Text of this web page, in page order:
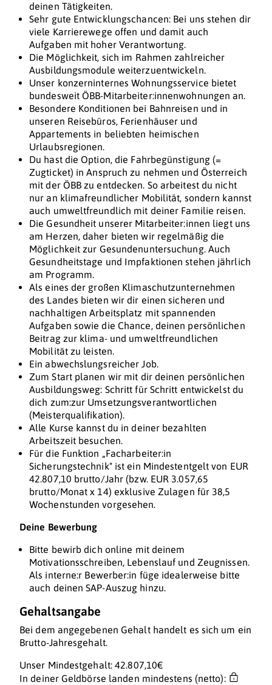
deinen Tätigkeiten.
Sehr gute Entwicklungschancen: Bei uns stehen dir
viele Karrierewege offen und damit auch
Aufgaben mit hoher Verantwortung.
Die Möglichkeit, sich im Rahmen zahlreicher
Ausbildungsmodule weiterzuentwickeln.
Unser konzerninternes Wohnungsservice bietet
bundesweit ÖBB-Mitarbeiter:innenwohnungen an.
Besondere Konditionen bei Bahnreisen und in
unseren Reisebüros, Ferienhäuser und
Appartements in beliebten heimischen
Urlaubsregionen.
Du hast die Option, die Fahrbegünstigung (=
Zugticket) in Anspruch zu nehmen und Österreich
mit der ÖBB zu entdecken. So arbeitest du nicht
nur an klimafreundlicher Mobilität, sondern kannst
auch umweltfreundlich mit deiner Familie reisen.
Die Gesundheit unserer Mitarbeiter:innen liegt uns
am Herzen, daher bieten wir regelmäßig die
Möglichkeit zur Gesundenuntersuchung. Auch
Gesundheitstage und Impfaktionen stehen jährlich
am Programm.
Als eines der großen Klimaschutzunternehmen
des Landes bieten wir dir einen sicheren und
nachhaltigen Arbeitsplatz mit spannenden
Aufgaben sowie die Chance, deinen persönlichen
Beitrag zur klima- und umweltfreundlichen
Mobilität zu leisten.
Ein abwechslungsreicher Job.
Zum Start planen wir mit dir deinen persönlichen
Ausbildungsweg: Schritt für Schritt entwickelst du
dich zum:zur Umsetzungsverantwortlichen
(Meisterqualifikation).
Alle Kurse kannst du in deiner bezahlten
Arbeitszeit besuchen.
Für die Funktion „Facharbeiter:in
Sicherungstechnik" ist ein Mindestentgelt von EUR
42.807,10 brutto/Jahr (bzw. EUR 3.057,65
brutto/Monat x 14) exklusive Zulagen für 38,5
Wochenstunden vorgesehen.
Deine Bewerbung
Bitte bewirb dich online mit deinem
Motivationsschreiben, Lebenslauf und Zeugnissen.
Als interne:r Bewerber:in füge idealerweise bitte
auch deinen SAP-Auszug hinzu.
Gehaltsangabe
Bei dem angegebenen Gehalt handelt es sich um ein
Brutto-Jahresgehalt.
Unser Mindestgehalt: 42.807,10€
In deiner Geldbörse landen mindestens (netto):